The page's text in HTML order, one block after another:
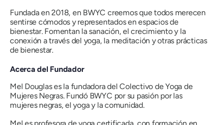
Fundada en 2018, en BWYC creemos que todos merecen
sentirse cómodos y representados en espacios de
bienestar. Fomentan la sanación, el crecimiento y la
conexión a través del yoga, la meditación y otras prácticas
de bienestar.
Acerca del Fundador
Mel Douglas es la fundadora del Colectivo de Yoga de
Mujeres Negras. Fundó BWYC por su pasión por las
mujeres negras, el yoga y la comunidad.